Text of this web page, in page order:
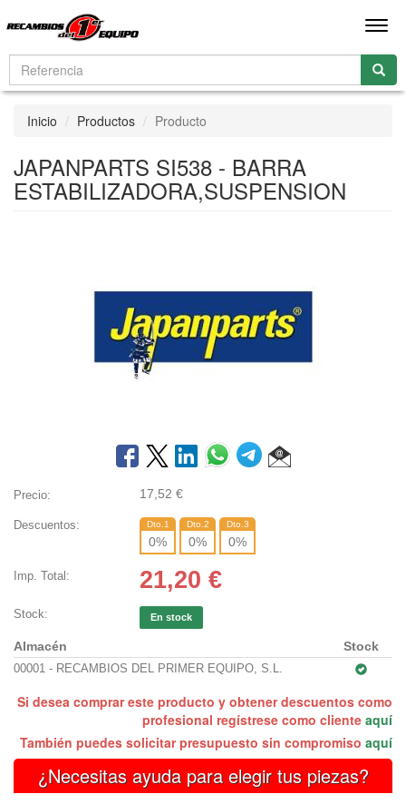
Inicio Productos Producto
JAPANPARTS SI538 - BARRA
ESTABILIZADORA,SUSPENSION
Precio: 17,52 €
Descuentos: Dto.1
0%
Dto.2
0%
Dto.3
0%
Imp. Total: 21,20 €
Stock: En stock
Almacén Stock
00001 - RECAMBIOS DEL PRIMER EQUIPO, S.L.
Si desea comprar este producto y obtener descuentos como
profesional regístrese como cliente aquí
También puedes solicitar presupuesto sin compromiso aquí
¿Necesitas ayuda para elegir tus piezas?